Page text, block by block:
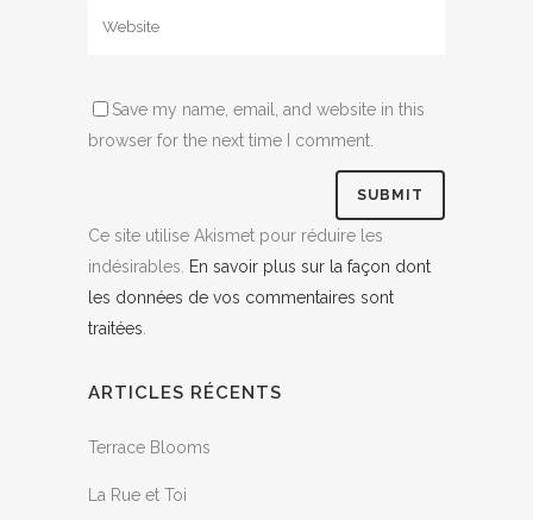
Save my name, email, and website in this
browser for the next time I comment.
Ce site utilise Akismet pour réduire les
indésirables.
En savoir plus sur la façon dont
les données de vos commentaires sont
traitées
ARTICLES RÉCENTS
Terrace Blooms
La Rue et Toi